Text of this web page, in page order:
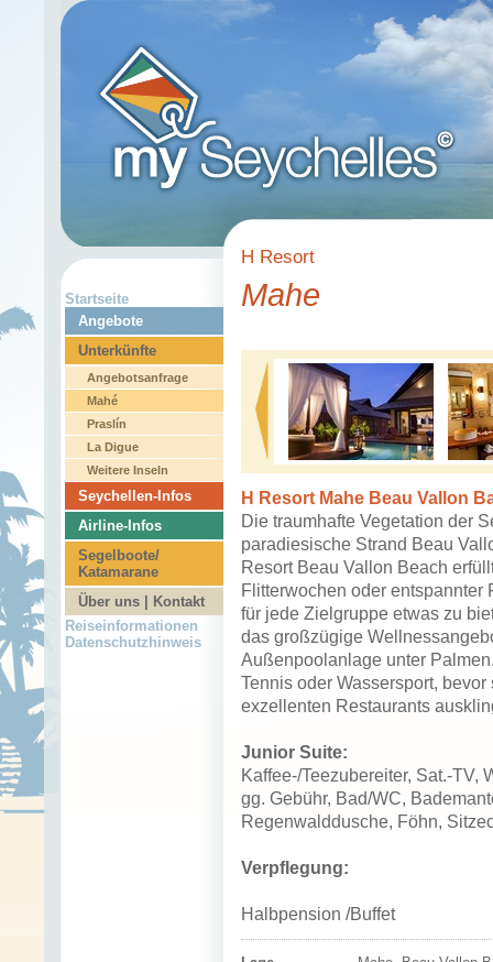
Startseite
Angebote
Unterkünfte
Angebotsanfrage
Mahé
Praslín
La Digue
Weitere Inseln
Seychellen-Infos
Airline-Infos
Segelboote/
Katamarane
Über uns | Kontakt
Reiseinformationen
Datenschutzhinweis
H Resort
Mahe
H Resort Mahe Beau Vallon
Die traumhafte Vegetation der
paradiesische Strand Beau
Resort Beau Vallon Beach
Flitterwochen oder
für jede Zielgruppe etwas zu
das großzügige
Außenpoolanlage unter
Tennis oder Wassersport,
exzellenten Restaurants
Junior Suite:
Kaffee-/Teezubereiter, Sat.-TV,
gg. Gebühr, Bad/WC,
Regenwalddusche, Föhn,
Verpflegung:
Halbpension /Buffet